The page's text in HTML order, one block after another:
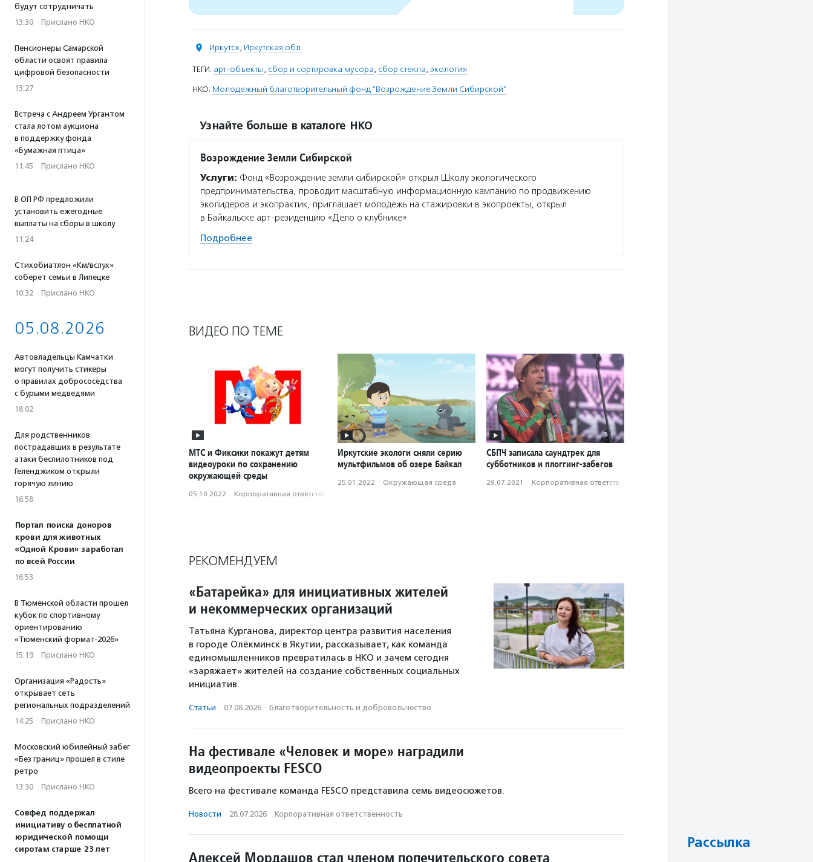
будут сотрудничать
13:30 · Прислано НКО
Пенсионеры Самарской
области освоят правила
цифровой безопасности
13:27
Встреча с Андреем Ургантом
стала лотом аукциона
в поддержку фонда
«Бумажная птица»
11:45 · Прислано НКО
В ОП РФ предложили
установить ежегодные
выплаты на сборы в школу
11:24
Стихобиатлон «Км/вслух»
соберет семьи в Липецке
10:32 · Прислано НКО
05.08.2026
Автовладельцы Камчатки
могут получить стикеры
о правилах добрососедства
с бурыми медведями
18:02
Для родственников
пострадавших в результате
атаки беспилотников под
Геленджиком открыли
горячую линию
16:58
Портал поиска доноров
крови для животных
«Одной Крови» заработал
по всей России
16:53
В Тюменской области прошел
кубок по спортивному
ориентированию
«Тюменский формат-2026»
15:19 · Прислано НКО
Организация «Радость»
открывает сеть
региональных подразделений
14:25 · Прислано НКО
Московский юбилейный забег
«Без границ» прошел в стиле
ретро
13:30 · Прислано НКО
Совфед поддержал
инициативу о бесплатной
юридической помощи
сиротам старше 23 лет
Иркутск, Иркутская обл.
ТЕГИ: арт-объекты, сбор и сортировка мусора, сбор стекла, экология
НКО: Молодежный благотворительный фонд "Возрождение Земли Сибирской"
Узнайте больше в каталоге НКО
Возрождение Земли Сибирской
Услуги: Фонд «Возрождение земли сибирской» открыл Школу экологического
предпринимательства, проводит масштабную информационную кампанию по продвижению
эколидеров и экопрактик, приглашает молодежь на стажировки в экопроекты, открыл
в Байкальске арт-резиденцию «Дело о клубнике».
Подробнее
ВИДЕО ПО ТЕМЕ
МТС и Фиксики покажут детям
видеоуроки по сохранению
окружающей среды
05.10.2022 · Корпоративная ответственность
Иркутские экологи сняли серию
мультфильмов об озере Байкал
25.01.2022 · Окружающая среда
СБПЧ записала саундтрек для
субботников и плоггинг-забегов
29.07.2021 · Корпоративная ответственность
РЕКОМЕНДУЕМ
«Батарейка» для инициативных жителей
и некоммерческих организаций
Татьяна Курганова, директор центра развития населения
в городе Олёкминск в Якутии, рассказывает, как команда
единомышленников превратилась в НКО и зачем сегодня
«заряжает» жителей на создание собственных социальных
инициатив.
Статьи · 07.08.2026 · Благотвори­тель­ность и доброволь­чест­во
На фестивале «Человек и море» наградили
видеопроекты FESCO
Всего на фестивале команда FESCO представила семь видеосюжетов.
Новости · 28.07.2026 · Корпоративная ответственность
Алексей Мордашов стал членом попечительского совета
Рассылка